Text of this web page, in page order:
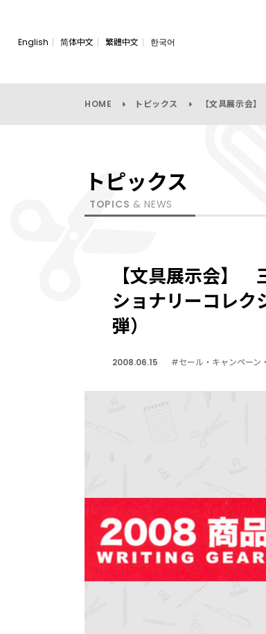
English 简体中文 繁體中文 한국어
HOME トピックス 【文具展示会
トピックス
TOPICS & NEWS
【文具展示会】
ショナリーコレ
弾）
2008.06.15 #セール・キャンペーン